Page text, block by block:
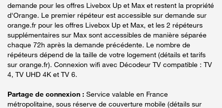
demande pour les offres Livebox Up et Max et restent la propriété
d'Orange. Le premier répéteur est accessible sur demande sur
orange.fr pour les offres Livebox Up et Max, et les 2 répéteurs
supplémentaires sur Max sont accessibles de manière séparée
chaque 72h après la demande précédente. Le nombre de
répéteurs dépend de la taille de votre logement (détails et tarifs
sur orange.fr). Connexion wifi avec Décodeur TV compatible : TV
4, TV UHD 4K et TV 6.
Partage de connexion : Service valable en France
métropolitaine, sous réserve de couverture mobile (détails sur